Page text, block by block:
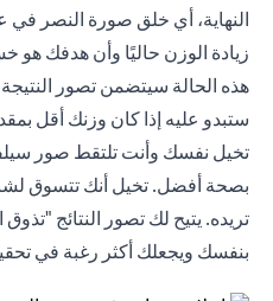
النهاية، أي خلق صورة النصر
هذه الحالة سيتضمن تصور
تخيل نفسك وأنت تلتقط صور
بصحة أفضل. تخيل أنك تتسوق
تريده. يتيح لك تصور النتائج
بنفسك ويجعلك أكثر رغبة في